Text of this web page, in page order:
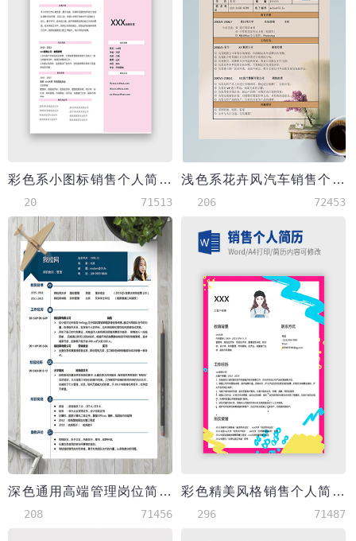
彩色系小图标销售个人简历模板
20 71513
浅色系花卉风汽车销售个人简历模板
206 72453
深色通用高端管理岗位简历模板
208 71456
彩色精美风格销售个人简历模板
296 71487